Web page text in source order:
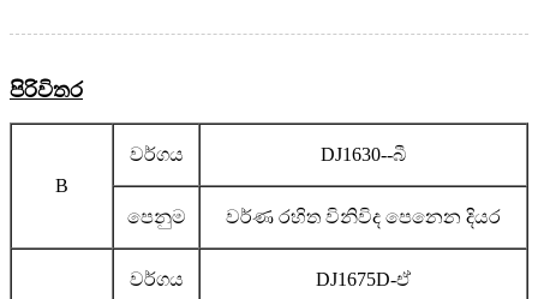
පිරිවිතර
B
වර්ගය DJ1630--බී
පෙනුම වර්ණ රහිත විනිවිද පෙනෙන දියර
වර්ගය DJ1675D-ඒ